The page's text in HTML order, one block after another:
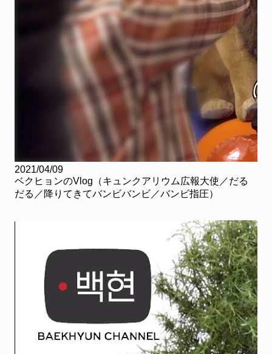
2021/04/09
ベクヒョンのVlog（キュンクアリウム広報大使／だる
だる／降りてきてバンビバンビ／バンビ指圧）